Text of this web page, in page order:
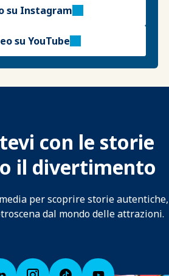
su Instagram
su YouTube
con le storie
il divertimento
per scoprire storie autentiche,
dal mondo delle attrazioni.